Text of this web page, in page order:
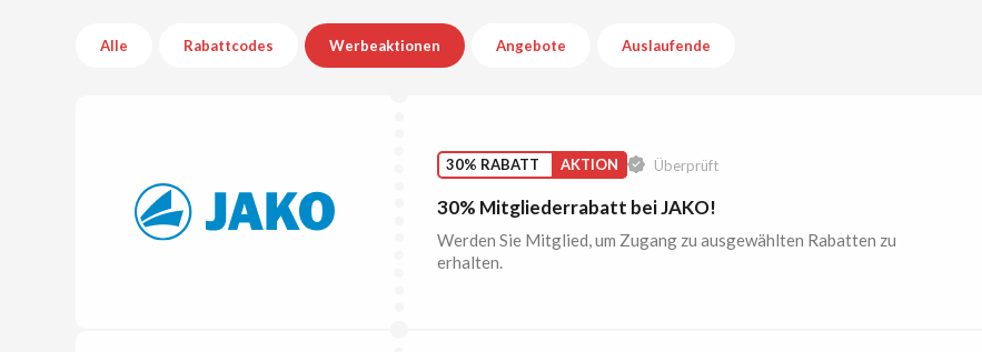
Alle Rabattcodes Werbeaktionen Angebote Auslaufende
30% RABATT AKTION Überprüft
30% Mitgliederrabatt bei JAKO!
Werden Sie Mitglied, um Zugang zu ausgewählten Rabatten zu
erhalten.